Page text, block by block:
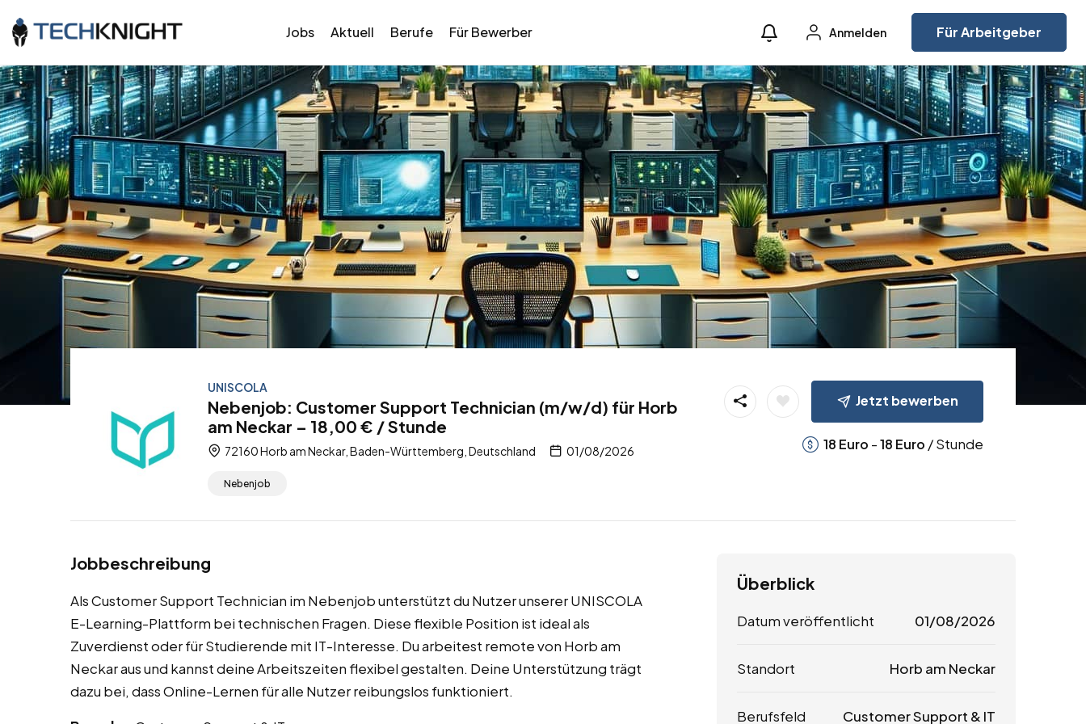
Jobs Aktuell Berufe Für Bewerber Anmelden Für Arbeitgeber
UNISCOLA
Nebenjob: Customer Support Technician (m/w/d) für Horb
am Neckar – 18,00 € / Stunde
72160 Horb am Neckar, Baden-Württemberg, Deutschland 01/08/2026
Nebenjob
Jetzt bewerben
18 Euro -18 Euro / Stunde
Jobbeschreibung
Als Customer Support Technician im Nebenjob unterstützt du Nutzer unserer UNISCOLA
E-Learning-Plattform bei technischen Fragen. Diese flexible Position ist ideal als
Zuverdienst oder für Studierende mit IT-Interesse. Du arbeitest remote von Horb am
Neckar aus und kannst deine Arbeitszeiten flexibel gestalten. Deine Unterstützung trägt
dazu bei, dass Online-Lernen für alle Nutzer reibungslos funktioniert.
Überblick
Datum veröffentlicht 01/08/2026
Standort Horb am Neckar
Berufsfeld Customer Support & IT